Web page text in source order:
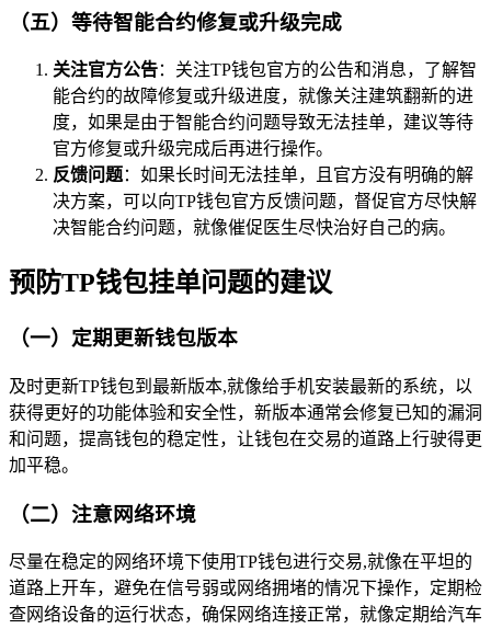
（五）等待智能合约修复或升级完成
关注官方公告：关注TP钱包官方的公告和消息，了解智
能合约的故障修复或升级进度，就像关注建筑翻新的进
度，如果是由于智能合约问题导致无法挂单，建议等待
官方修复或升级完成后再进行操作。
反馈问题：如果长时间无法挂单，且官方没有明确的解
决方案，可以向TP钱包官方反馈问题，督促官方尽快解
决智能合约问题，就像催促医生尽快治好自己的病。
预防TP钱包挂单问题的建议
（一）定期更新钱包版本
及时更新TP钱包到最新版本,就像给手机安装最新的系统，以
获得更好的功能体验和安全性，新版本通常会修复已知的漏洞
和问题，提高钱包的稳定性，让钱包在交易的道路上行驶得更
加平稳。
（二）注意网络环境
尽量在稳定的网络环境下使用TP钱包进行交易,就像在平坦的
道路上开车，避免在信号弱或网络拥堵的情况下操作，定期检
查网络设备的运行状态，确保网络连接正常，就像定期给汽车